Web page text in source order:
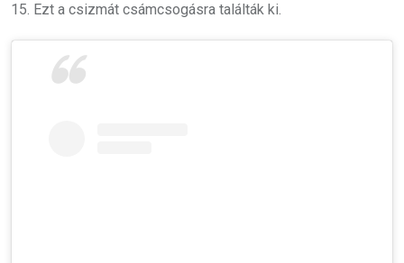
15. Ezt a csizmát csámcsogásra találták ki.